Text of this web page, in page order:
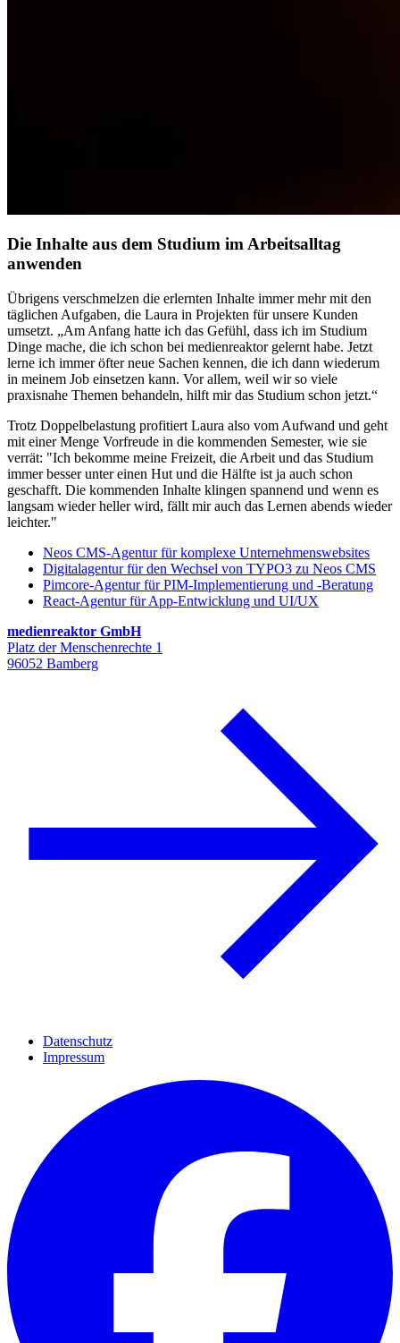
Die Inhalte aus dem Studium im Arbeitsalltag
anwenden
Übrigens verschmelzen die erlernten Inhalte immer mehr mit den
täglichen Aufgaben, die Laura in Projekten für unsere Kunden
umsetzt. „Am Anfang hatte ich das Gefühl, dass ich im Studium
Dinge mache, die ich schon bei medienreaktor gelernt habe. Jetzt
lerne ich immer öfter neue Sachen kennen, die ich dann wiederum
in meinem Job einsetzen kann. Vor allem, weil wir so viele
praxisnahe Themen behandeln, hilft mir das Studium schon jetzt.“
Trotz Doppelbelastung profitiert Laura also vom Aufwand und geht
mit einer Menge Vorfreude in die kommenden Semester, wie sie
verrät: "Ich bekomme meine Freizeit, die Arbeit und das Studium
immer besser unter einen Hut und die Hälfte ist ja auch schon
geschafft. Die kommenden Inhalte klingen spannend und wenn es
langsam wieder heller wird, fällt mir auch das Lernen abends wieder
leichter."
Neos CMS-Agentur für komplexe Unternehmenswebsites
Digitalagentur für den Wechsel von TYPO3 zu Neos CMS
Pimcore-Agentur für PIM-Implementierung und -Beratung
React-Agentur für App-Entwicklung und UI/UX
medienreaktor GmbH
Platz der Menschenrechte 1
96052 Bamberg
Datenschutz
Impressum